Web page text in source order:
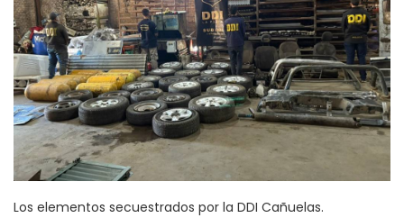
Los elementos secuestrados por la DDI Cañuelas.